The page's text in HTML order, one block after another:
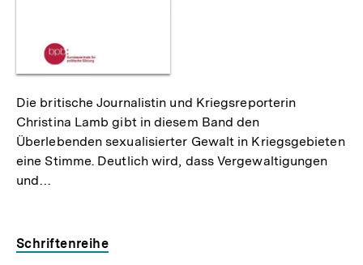
Die britische Journalistin und Kriegsreporterin
Christina Lamb gibt in diesem Band den
Überlebenden sexualisierter Gewalt in Kriegsgebieten
eine Stimme. Deutlich wird, dass Vergewaltigungen
und…
Schriftenreihe